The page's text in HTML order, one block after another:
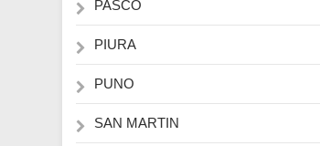
PASCO
PIURA
PUNO
SAN MARTIN